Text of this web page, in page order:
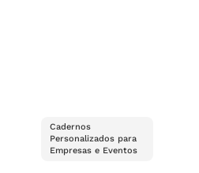
Cadernos
Personalizados para
Empresas e Eventos